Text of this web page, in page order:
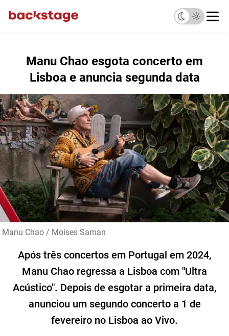
Manu Chao esgota concerto em
Lisboa e anuncia segunda data
Manu Chao / Moises Saman
Após três concertos em Portugal em 2024,
Manu Chao regressa a Lisboa com "Ultra
Acústico". Depois de esgotar a primeira data,
anunciou um segundo concerto a 1 de
fevereiro no Lisboa ao Vivo.